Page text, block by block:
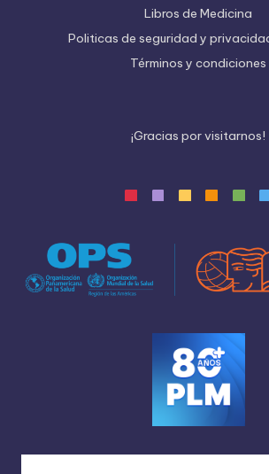
Libros de Medicina
Politicas de seguridad y
Términos y condiciones
¡Gracias porvisitarnos!